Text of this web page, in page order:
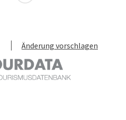
Änderung vorschlagen